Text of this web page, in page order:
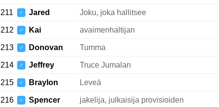
211 ♂ Jared Joku, joka hallitsee
212 ♂ Kai avaimenhaltijan
213 ♂ Donovan Tumma
214 ♂ Jeffrey Truce Jumalan
215 ♂ Braylon Leveä
216 ♂ Spencer
jakelija, julkaisija provisioiden